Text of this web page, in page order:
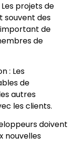
projets de
souvent des
de
de
: Les
de
autres
les clients.
doivent
nouvelles